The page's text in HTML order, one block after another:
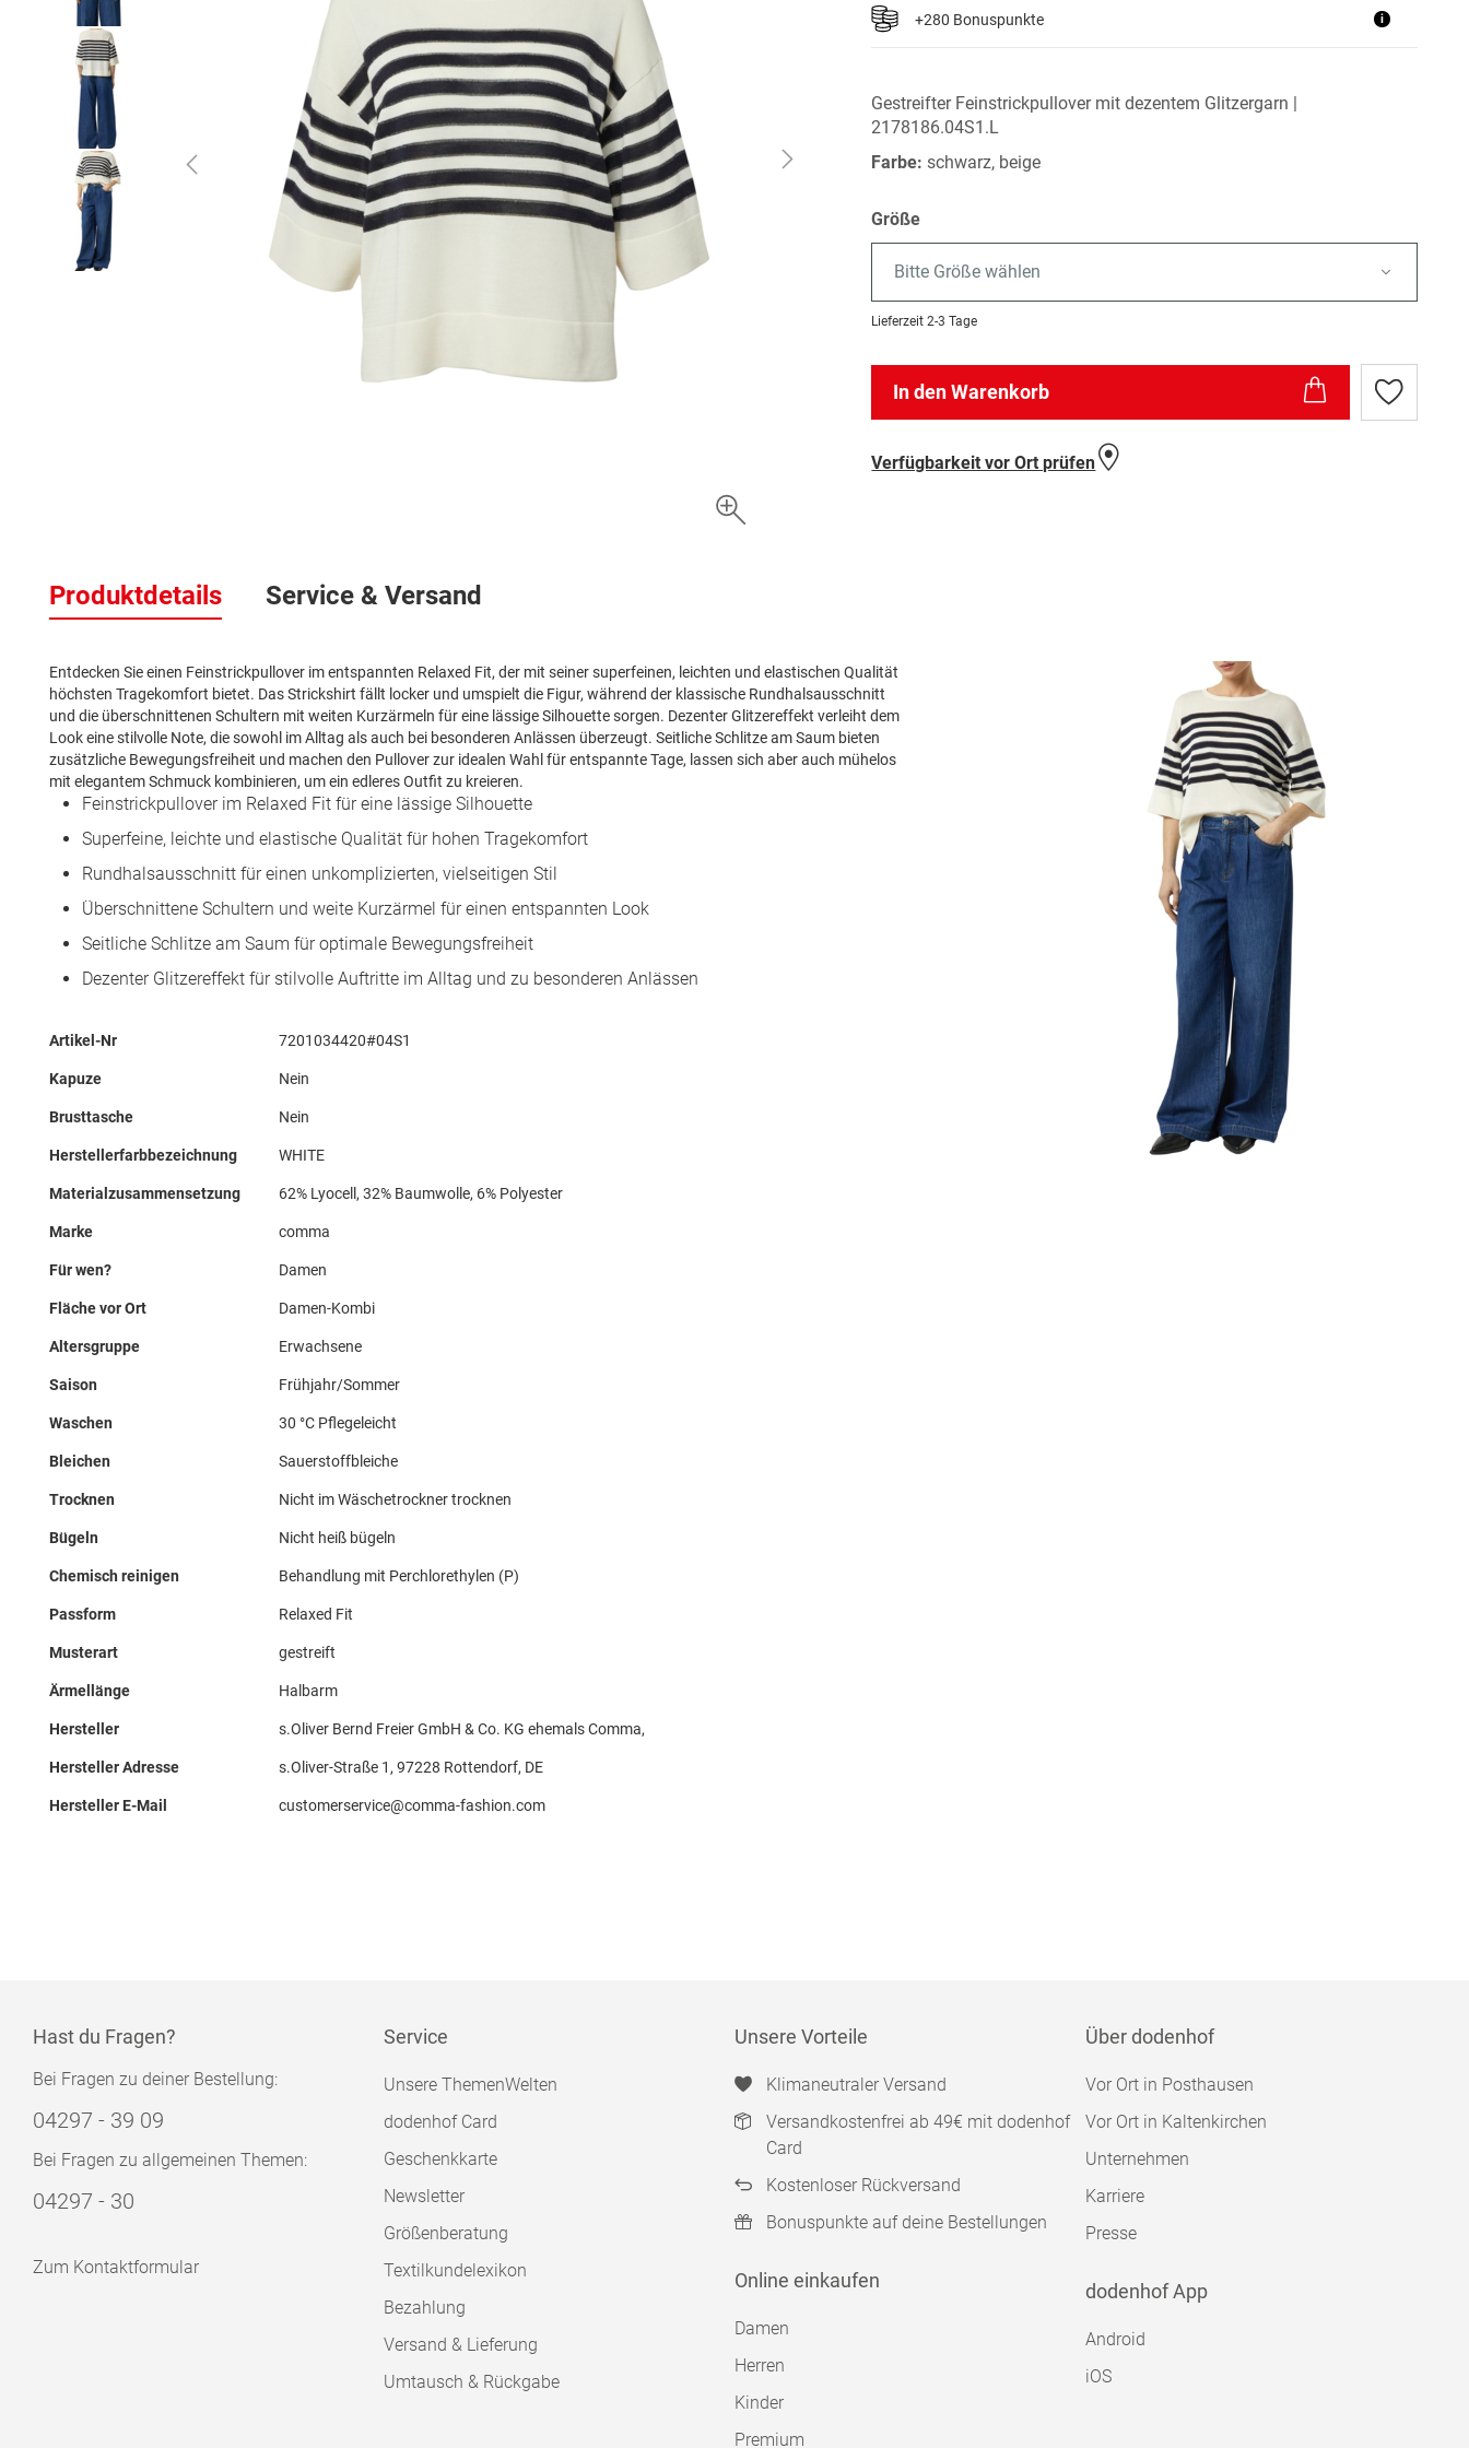
der
Bildergalerie
+280 Bonuspunkte i
Gestreifter Feinstrickpullover mit dezentem Glitzergarn |
2178186.04S1.L
Farbe:schwarz, beige
Größe
Bitte Größe wählen
Lieferzeit 2-3 Tage
In den Warenkorb
Zur
Wunschliste
Verfügbarkeit vor Ort prüfen
Produktdetails
Entdecken Sie einen Feinstrickpullover im entspannten Relaxed Fit, der mit seiner superfeinen, leichten und elastischen Qualität
höchsten Tragekomfort bietet. Das Strickshirt fällt locker und umspielt die Figur, während der klassische Rundhalsausschnitt
und die überschnittenen Schultern mit weiten Kurzärmeln für eine lässige Silhouette sorgen. Dezenter Glitzereffekt verleiht dem
Look eine stilvolle Note, die sowohl im Alltag als auch bei besonderen Anlässen überzeugt. Seitliche Schlitze am Saum bieten
zusätzliche Bewegungsfreiheit und machen den Pullover zur idealen Wahl für entspannte Tage, lassen sich aber auch mühelos
mit elegantem Schmuck kombinieren, um ein edleres Outfit zu kreieren.
Feinstrickpullover im Relaxed Fit für eine lässige Silhouette
Superfeine, leichte und elastische Qualität für hohen Tragekomfort
Rundhalsausschnitt für einen unkomplizierten, vielseitigen Stil
Überschnittene Schultern und weite Kurzärmel für einen entspannten Look
Seitliche Schlitze am Saum für optimale Bewegungsfreiheit
Dezenter Glitzereffekt für stilvolle Auftritte im Alltag und zu besonderen Anlässen
Mehr
Artikel-Nr 7201034420#04S1
Kapuze Nein
Brusttasche Nein
Herstellerfarbbezeichnung WHITE
Materialzusammensetzung 62% Lyocell, 32% Baumwolle, 6% Polyester
Marke comma
Für wen? Damen
Fläche vor Ort Damen-Kombi
Altersgruppe Erwachsene
Saison Frühjahr/Sommer
Waschen 30 °C Pflegeleicht
Bleichen Sauerstoffbleiche
Trocknen Nicht im Wäschetrockner trocknen
Bügeln Nicht heiß bügeln
Chemisch reinigen Behandlung mit Perchlorethylen (P)
Passform Relaxed Fit
Musterart gestreift
Ärmellänge Halbarm
Hersteller s.Oliver Bernd Freier GmbH & Co. KG ehemals Comma,
Hersteller Adresse s.Oliver-Straße 1, 97228 Rottendorf, DE
Hersteller E-Mail customerservice@comma-fashion.com
Service & Versand
Hast du Fragen?
Bei Fragen zu deiner Bestellung:
04297 - 39 09
Bei Fragen zu allgemeinen Themen:
04297 - 30
Zum Kontaktformular
Service
Unsere ThemenWelten
dodenhof Card
Geschenkkarte
Newsletter
Größenberatung
Textilkundelexikon
Bezahlung
Versand & Lieferung
Umtausch & Rückgabe
Unsere Vorteile
Klimaneutraler Versand
Versandkostenfrei ab 49€ mit dodenhof
Card
Kostenloser Rückversand
Bonuspunkte auf deine Bestellungen
Online einkaufen
Damen
Herren
Kinder
Premium
Über dodenhof
Vor Ort in Posthausen
Vor Ort in Kaltenkirchen
Unternehmen
Karriere
Presse
dodenhof App
Android
iOS